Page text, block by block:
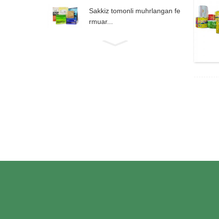
Sakkiz tomonli muhrlangan fe
rmuar...